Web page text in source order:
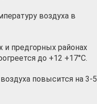
воздуха в
и предгорных районах
до +12 +17°С.
повысится на 3-5